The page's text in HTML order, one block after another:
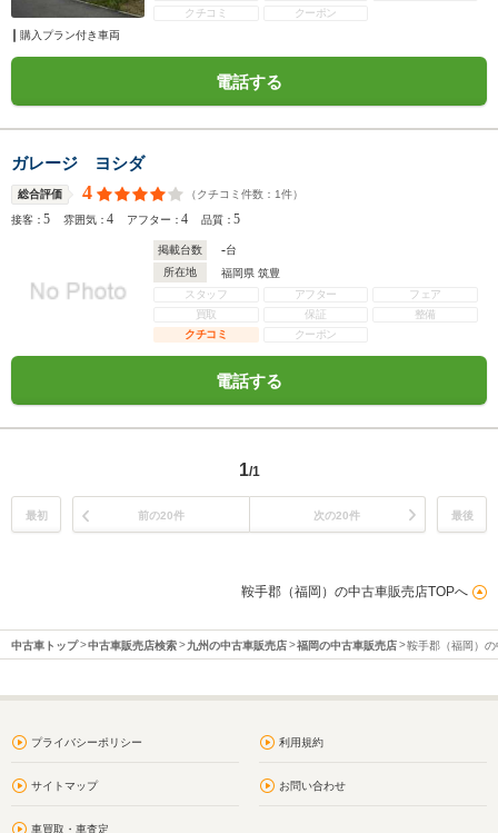
クチコミ
クーポン
購入プラン付き車両
電話する
ガレージ ヨシダ
総合評価 4 （クチコミ件数： 1件）
接客：5 雰囲気：4 アフター：4 品質：5
掲載台数 -台
所在地
福岡県 筑豊
スタッフ
アフター
フェア
買取
保証
整備
クチコミ
クーポン
電話する
1/1
最初 前の20件 次の20件 最後
鞍手郡（福岡）の中古車販売店TOPへ
中古車トップ 中古車販売店検索 九州の中古車販売店 福岡の中古車販売店 鞍手郡（福岡）
プライバシーポリシー 利用規約
サイトマップ お問い合わせ
車買取・車査定